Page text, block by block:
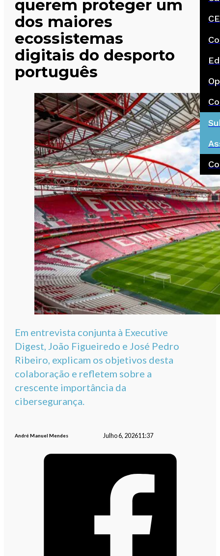
querem proteger um
dos maiores
ecossistemas
digitais do desporto
português
Em entrevista conjunta à Executive
Digest, João Figueiredo e José Pedro
Ribeiro, explicam os objetivos desta
colaboração e refletem sobre a
crescente importância da
cibersegurança.
André Manuel Mendes Julho 6, 202611:37